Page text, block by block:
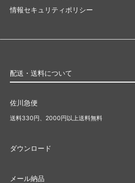
情報セキュリティポリシー
配送・送料について
佐川急便
送料330円、2000円以上送料無料
ダウンロード
メール納品